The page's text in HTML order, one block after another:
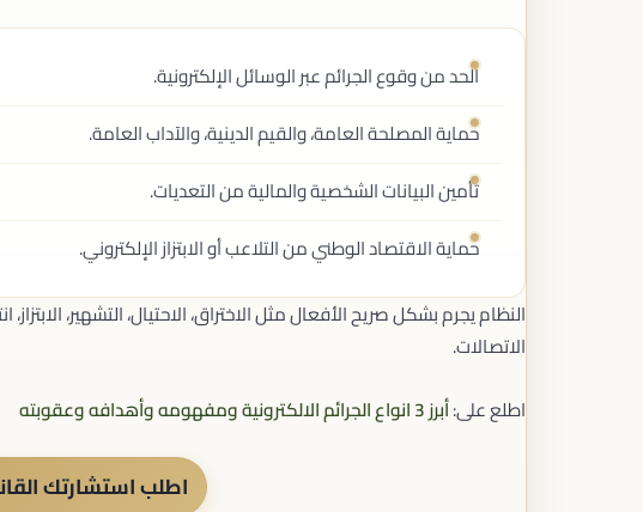
الحد من وقوع الجرائم عبر الوسائل الإلكترونية.
حماية المصلحة العامة، والقيم الدينية، والآداب العامة.
تأمين البيانات الشخصية والمالية من التعديات.
حماية الاقتصاد الوطني من التلاعب أو الابتزاز الإلكتروني.
النظام يجرم بشكل صريح الأفعال مثل الاختراق، الاحتيال، التشهير،
الاتصالات.
اطلع على:أبرز 3 انواع الجرائم الالكترونية ومفهومه وأهدافه وعقوبته
اطلب استشارتك